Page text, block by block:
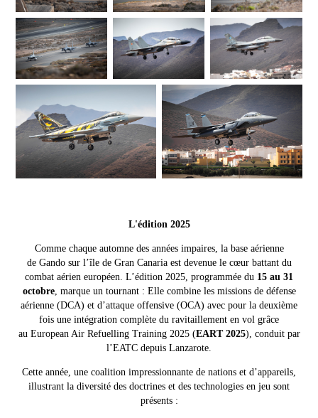
L'édition 2025
Comme chaque automne des années impaires, la base aérienne
de Gando sur l’île de Gran Canaria est devenue le cœur battant du
combat aérien européen. L’édition 2025, programmée du 15 au 31
octobre, marque un tournant : Elle combine les missions de défense
aérienne (DCA) et d’attaque offensive (OCA) avec pour la deuxième
fois une intégration complète du ravitaillement en vol grâce
au European Air Refuelling Training 2025 (EART 2025), conduit par
l’EATC depuis Lanzarote.
Cette année, une coalition impressionnante de nations et d’appareils,
illustrant la diversité des doctrines et des technologies en jeu sont
présents :